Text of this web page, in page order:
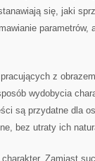
się, jaki
parametrów,
z
wydobycia
są przydatne dla
bez utraty ich
Zamiast